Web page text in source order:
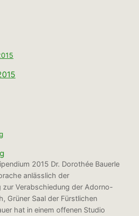
2015 Dr. Dorothée Bauerle
anlässlich der
zur Verabschiedung der Adorno-
Grüner Saal der Fürstlichen
hat in einem offenen Studio